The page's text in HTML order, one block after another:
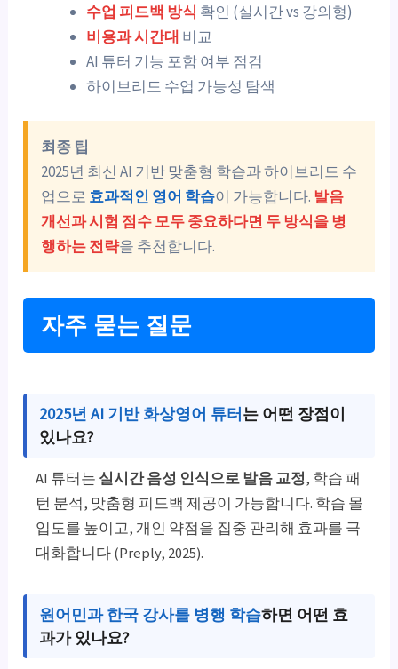
수업 피드백 방식 확인 (실시간 vs 강의형)
비용과 시간대 비교
AI 튜터 기능 포함 여부 점검
하이브리드 수업 가능성 탐색
최종 팁
2025년 최신 AI 기반 맞춤형 학습과 하이브리드 수
업으로 효과적인 영어 학습이 가능합니다. 발음
개선과 시험 점수 모두 중요하다면 두 방식을 병
행하는 전략을 추천합니다.
자주 묻는 질문
2025년 AI 기반 화상영어 튜터는 어떤 장점이
있나요?
AI 튜터는 실시간 음성 인식으로 발음 교정, 학습 패
턴 분석, 맞춤형 피드백 제공이 가능합니다. 학습 몰
입도를 높이고, 개인 약점을 집중 관리해 효과를 극
대화합니다 (Preply, 2025).
원어민과 한국 강사를 병행 학습하면 어떤 효
과가 있나요?